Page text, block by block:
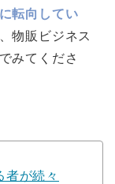
転向してい
物販ビジネス
みてくださ
者が続々